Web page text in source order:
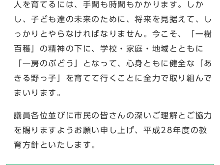
人を育てるには、手間も時間もかかります。しか
し、子ども達の未来のために、将来を見据えて、し
っかりとやらなければなりません。今こそ、「一樹
百穫」の精神の下に、学校・家庭・地域とともに
「一房のぶどう」となって、心身ともに健全な「あ
きる野っ子」を育てて行くことに全力で取り組んで
まいります。
議員各位並びに市民の皆さんの深いご理解とご協力
を賜りますようお願い申し上げ、平成28年度の教
育方針といたします。